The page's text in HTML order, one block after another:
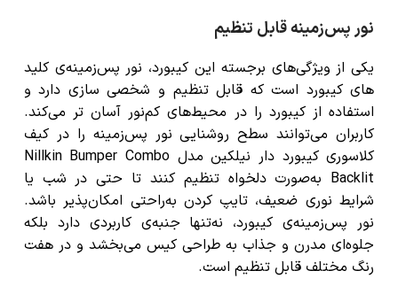
نور پس‌زمینه قابل تنظیم
یکی از ویژگی‌های برجسته این کیبورد، نور پس‌زمینه‌ی کلید
های کیبورد است که قابل تنظیم و شخصی سازی دارد و
استفاده از کیبورد را در محیط‌های کم‌نور آسان تر می‌کند.
کاربران می‌توانند سطح روشنایی نور پس‌زمینه را در کیف
کلاسوری کیبورد دار نیلکین مدل Nillkin Bumper Combo
Backlit به‌صورت دلخواه تنظیم کنند تا حتی در شب یا
شرایط نوری ضعیف، تایپ کردن به‌راحتی امکان‌پذیر باشد.
نور پس‌زمینه‌ی کیبورد، نه‌تنها جنبه‌ی کاربردی دارد بلکه
جلوه‌ای مدرن و جذاب به طراحی کیس می‌بخشد و در هفت
رنگ مختلف قابل تنظیم است.